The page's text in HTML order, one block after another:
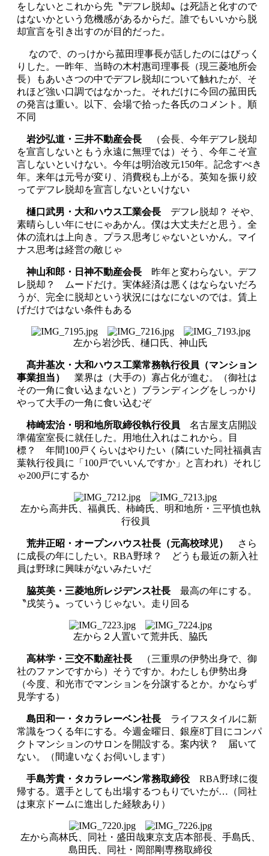
をしないとこれから先〝デフレ脱却〟は死語と化すので
はないかという危機感があるからだ。誰でもいいから脱
却宣言を引き出すのが目的だった。
なので、のっけから菰田理事長が話したのにはびっく
りした。一昨年、当時の木村惠司理事長（現三菱地所会
長）もあいさつの中でデフレ脱却について触れたが、そ
れほど強い口調ではなかった。それだけに今回の菰田氏
の発言は重い。以下、会場で拾った各氏のコメント。順
不同
岩沙弘道・三井不動産会長 （会長、今年デフレ脱却
を宣言しないともう永遠に無理では）そう、今年こそ宣
言しないといけない。今年は明治改元150年。記念すべき
年。来年は元号が変り、消費税も上がる。英知を振り絞
ってデフレ脱却を宣言しないといけない
樋口武男・大和ハウス工業会長 デフレ脱却？ そや、
素晴らしい年にせにゃあかん。僕は大丈夫だと思う。全
体の流れは上向き。プラス思考じゃないといかん。マイ
ナス思考は経営の敵じゃ
神山和郎・日神不動産会長 昨年と変わらない。デフ
レ脱却？ ムードだけ。実体経済は悪くはならないだろ
うが、完全に脱却という状況にはなにないのでは。賃上
げだけではない条件もある
左から岩沙氏、樋口氏、神山氏
髙井基次・大和ハウス工業常務執行役員（マンション
事業担当）
業界は（大手の）寡占化が進む。（御社は
その一角に食い込まないと）ブランディングをしっかり
やって大手の一角に食い込むぞ
柿崎宏治・明和地所取締役執行役員 名古屋支店開設
準備室室長に就任した。用地仕入れはこれから。目
標？ 年間100戸くらいはやりたい（隣にいた同社福眞吉
葉執行役員に「100戸でいいんですか」と言われ）それじ
ゃ200戸にするか
左から高井氏、福眞氏、柿崎氏、明和地所・三平慎也執
行役員
荒井正昭・オープンハウス社長（元高校球児）
さら
に成長の年にしたい。RBA野球？ どうも最近の新入社
員は野球に興味がないみたいだ
脇英美・三菱地所レジデンス社長 最高の年にする。
〝戌笑う〟っていうじゃない。走り回る
左から２人置いて荒井氏、脇氏
高林学・三交不動産社長 （三重県の伊勢出身で、御
社のファンですから）そうですか。わたしも伊勢出身
（今度、和光市でマンションを分譲するとか。かならず
見学する）
島田和一・タカラレーベン社長 ライフスタイルに新
常識をつくる年にする。今週金曜日、銀座8丁目にコンパ
クトマンションのサロンを開設する。案内状？ 届いて
ない。（間違いなくお伺いします）
手島芳貴・タカラレーベン常務取締役 RBA野球に復
帰する。選手としても出場するつもりでいたが…（同社
は東京ドームに進出した経験あり）
左から高林氏、同社・盛田哉東京支店本部長、手島氏、
島田氏、同社・岡部剛専務取締役